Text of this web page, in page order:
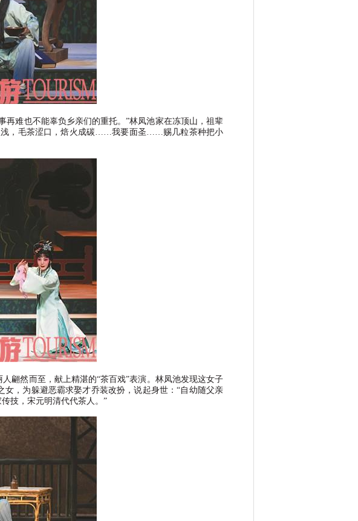
再难也不能辜负乡亲们的重托。”林凤池家在冻顶山，祖辈
，毛茶涩口，焙火成碳……我要面圣……赐几粒茶种把小
翩然而至，献上精湛的“茶百戏”表演。林凤池发现这女子
女，为躲避恶霸求娶才乔装改扮，说起身世：“自幼随父亲
技，宋元明清代代茶人。 ”